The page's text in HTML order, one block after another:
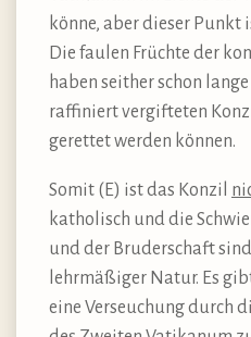
könne, aber dieser
Die faulen Früchte der
haben seither schon
raffiniert vergifteten
gerettet werden können.
Somit (E) ist das Konzil
katholisch und die
und der Bruderschaft sind
lehrmäßiger Natur. Es
eine Verseuchung durch